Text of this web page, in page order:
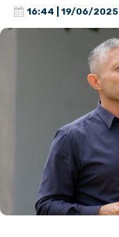
16:44 | 19/06/2025